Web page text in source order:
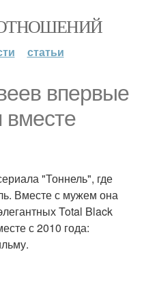
статьи
впервые
вместе
"Тоннель", где
Вместе с мужем она
Total Black
с 2010 года: